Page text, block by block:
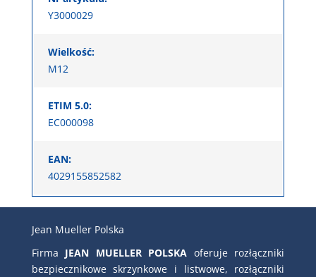
Y3000029
Wielkość:
M12
ETIM 5.0:
EC000098
EAN:
4029155852582
Jean Mueller Polska
Firma JEAN MUELLER POLSKA oferuje rozłączniki
bezpiecznikowe skrzynkowe i listwowe, rozłączniki